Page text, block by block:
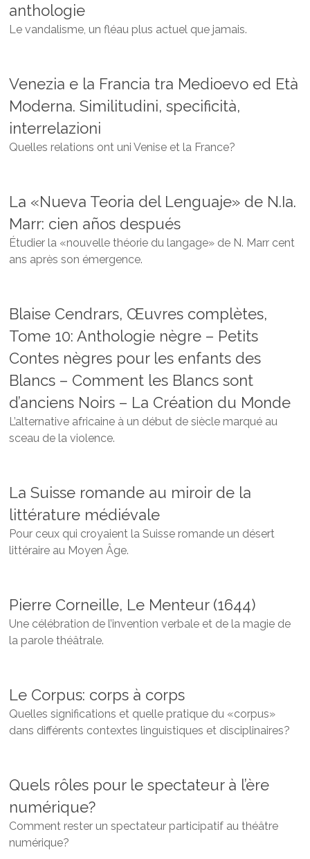
anthologie
Le vandalisme, un fléau plus actuel que jamais.
Venezia e la Francia tra Medioevo ed Età
Moderna. Similitudini, specificità,
interrelazioni
Quelles relations ont uni Venise et la France?
La «Nueva Teoria del Lenguaje» de N.Ia.
Marr: cien años después
Étudier la «nouvelle théorie du langage» de N. Marr cent
ans après son émergence.
Blaise Cendrars, Œuvres complètes,
Tome 10: Anthologie nègre – Petits
Contes nègres pour les enfants des
Blancs – Comment les Blancs sont
d’anciens Noirs – La Création du Monde
L’alternative africaine à un début de siècle marqué au
sceau de la violence.
La Suisse romande au miroir de la
littérature médiévale
Pour ceux qui croyaient la Suisse romande un désert
littéraire au Moyen Âge.
Pierre Corneille, Le Menteur (1644)
Une célébration de l’invention verbale et de la magie de
la parole théâtrale.
Le Corpus: corps à corps
Quelles significations et quelle pratique du «corpus»
dans différents contextes linguistiques et disciplinaires?
Quels rôles pour le spectateur à l’ère
numérique?
Comment rester un spectateur participatif au théâtre
numérique?